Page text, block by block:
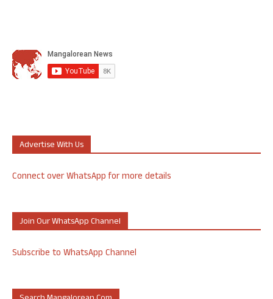
Advertise With Us
Connect over WhatsApp for more details
Join Our WhatsApp Channel
Subscribe to WhatsApp Channel